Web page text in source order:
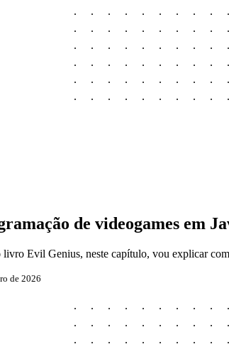
de videogames em
livro Evil Genius, neste capítulo, vou explicar
de 2026